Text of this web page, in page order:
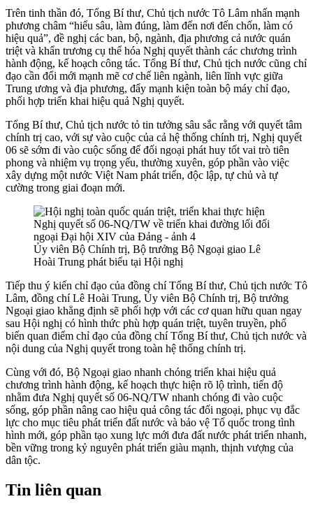
Trên tinh thần đó, Tổng Bí thư, Chủ tịch nước Tô Lâm nhấn mạnh
phương châm “hiểu sâu, làm đúng, làm đến nơi đến chốn, làm có
hiệu quả”, đề nghị các ban, bộ, ngành, địa phương cả nước quán
triệt và khẩn trương cụ thể hóa Nghị quyết thành các chương trình
hành động, kế hoạch công tác. Tổng Bí thư, Chủ tịch nước cũng chỉ
đạo cần đổi mới mạnh mẽ cơ chế liên ngành, liên lĩnh vực giữa
Trung ương và địa phương, đẩy mạnh kiện toàn bộ máy chỉ đạo,
phối hợp triển khai hiệu quả Nghị quyết.
Tổng Bí thư, Chủ tịch nước tỏ tin tưởng sâu sắc rằng với quyết tâm
chính trị cao, với sự vào cuộc của cả hệ thống chính trị, Nghị quyết
06 sẽ sớm đi vào cuộc sống để đối ngoại phát huy tốt vai trò tiên
phong và nhiệm vụ trọng yếu, thường xuyên, góp phần vào việc
xây dựng một nước Việt Nam phát triển, độc lập, tự chủ và tự
cường trong giai đoạn mới.
Ủy viên Bộ Chính trị, Bộ trưởng Bộ Ngoại giao Lê
Hoài Trung phát biểu tại Hội nghị
Tiếp thu ý kiến chỉ đạo của đồng chí Tổng Bí thư, Chủ tịch nước Tô
Lâm, đồng chí Lê Hoài Trung, Ủy viên Bộ Chính trị, Bộ trưởng
Ngoại giao khẳng định sẽ phối hợp với các cơ quan hữu quan ngay
sau Hội nghị có hình thức phù hợp quán triệt, tuyên truyền, phổ
biến quan điểm chỉ đạo của đồng chí Tổng Bí thư, Chủ tịch nước và
nội dung của Nghị quyết trong toàn hệ thống chính trị.
Cùng với đó, Bộ Ngoại giao nhanh chóng triển khai hiệu quả
chương trình hành động, kế hoạch thực hiện rõ lộ trình, tiến độ
nhằm đưa Nghị quyết số 06-NQ/TW nhanh chóng đi vào cuộc
sống, góp phần nâng cao hiệu quả công tác đối ngoại, phục vụ đắc
lực cho mục tiêu phát triển đất nước và bảo vệ Tổ quốc trong tình
hình mới, góp phần tạo xung lực mới đưa đất nước phát triển nhanh,
bền vững trong kỷ nguyên phát triển giàu mạnh, thịnh vượng của
dân tộc.
Tin liên quan